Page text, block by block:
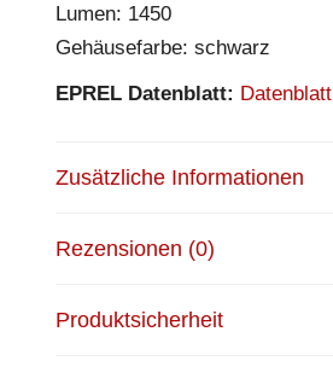
Lumen: 1450
Gehäusefarbe: schwarz
EPREL Datenblatt: Datenblatt
Zusätzliche Informationen
Rezensionen (0)
Produktsicherheit